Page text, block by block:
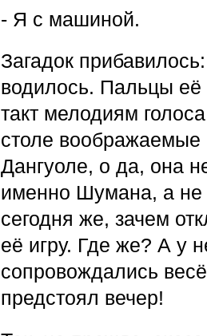
- Я с машиной.
Загадок
водилось. Пальцы её
такт мелодиям
столе
Дангуоле, о да, она
именно Шумана, а
сегодня же, зачем
её игру. Где же? А у
сопровождались
предстоял вечер!